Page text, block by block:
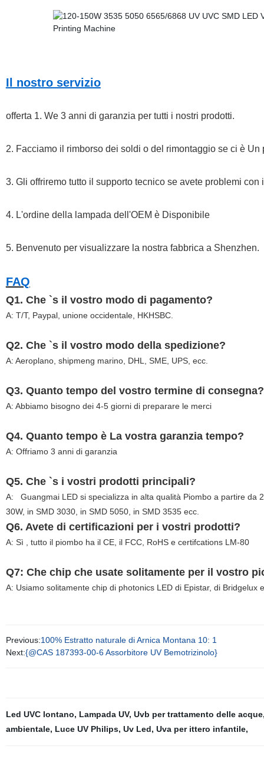
Il nostro servizio
offerta 1. We 3 anni di garanzia per tutti i nostri prodotti.
2. Facciamo il rimborso dei soldi o del rimontaggio se ci è Un
3. Gli offriremo tutto il supporto tecnico se avete problemi con
4. L'ordine della lampada dell'OEM è Disponibile
5. Benvenuto per visualizzare la nostra fabbrica a Shenzhen.
FAQ
Q1. Che `s il vostro modo di pagamento?
A: T/T, Paypal, unione occidentale, HKHSBC.
Q2. Che `s il vostro modo della spedizione?
A: Aeroplano, shipmeng marino, DHL, SME, UPS, ecc.
Q3. Quanto tempo del vostro termine di consegna?
A: Abbiamo bisogno dei 4-5 giorni di preparare le merci
Q4. Quanto tempo è La vostra garanzia tempo?
A: Offriamo 3 anni di garanzia
Q5. Che `s i vostri prodotti principali?
A: Guangmai LED si specializza in alta qualità Piombo a partire da
30W, in SMD 3030, in SMD 5050, in SMD 3535 ecc.
Q6. Avete di certificazioni per i vostri prodotti?
A: Sì , tutto il piombo ha il CE, il FCC, RoHS e certifcations LM-80
Q7: Che chip che usate solitamente per il vostro
A: Usiamo solitamente chip di photonics LED di Epistar, di Bridgelux
Previous:100% Estratto naturale di Arnica Montana 10: 1
Next:{@CAS 187393-00-6 Assorbitore UV Bemotrizinolo}
Led UVC lontano, Lampada UV, Uvb per trattamento delle acque
ambientale, Luce UV Philips, Uv Led, Uva per ittero infantile,